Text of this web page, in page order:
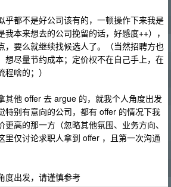
乎都不是好公司该有的，一顿操作下来我是
我本来想去的公司挽留的话，好感度++），
，要么就继续找候选人了。（当然招聘方也
想尽量节约成本；定价权不在自己手上，在
啥的；）
其他 offer 去 argue 的，就我个人角度出发
特别有意向的公司，都有 offer 的情况下我
更高的那一方（忽略其他氛围、业务方向、
里仅讨论求职人拿到 offer ，且第一次沟通
度出发，请谨慎参考